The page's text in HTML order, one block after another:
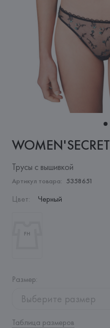
WOMEN'SECRET
Трусы с вышивкой
Артикул товара: 5358651
Цвет: Черный
Размер:
Выберите размер
Таблица размеров